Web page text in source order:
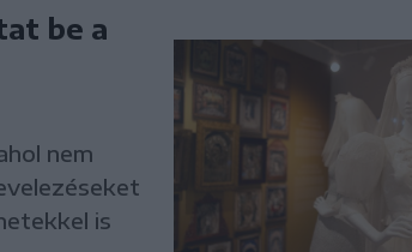
be a
nem
is